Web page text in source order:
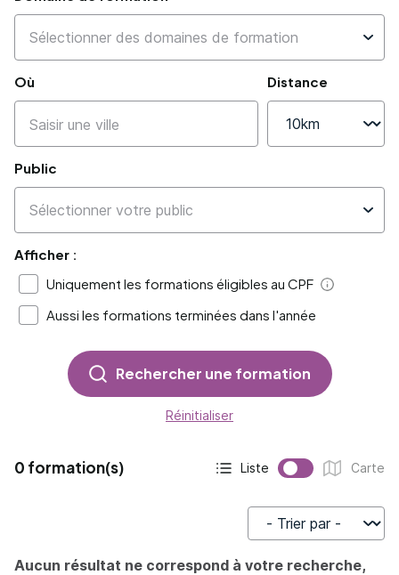
Où Distance
Public
Afficher :
Uniquement les formations éligibles au CPF
Aide
Aussi les formations terminées dans l'année
Rechercher une formation
Réinitialiser
0 formation(s)
Affichage actif :
Liste
Affichage :
Carte
Trier par
Aucun résultat ne correspond à votre recherche,